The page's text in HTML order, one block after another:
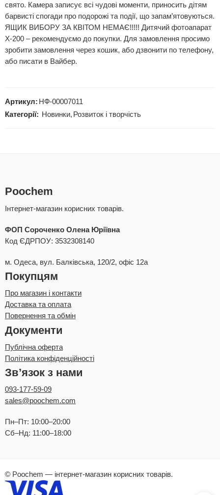
свято. Камера записує всі чудові моменти, приносить дітям
барвисті спогади про подорожі та події, що запам’ятовуються.
ЯЩИК ВИБОРУ ЗА КВІТОМ НЕМАЄ!!!!! Дитячий фотоапарат
X-200 – рекомендуємо до покупки. Для замовлення просимо
зробити замовлення через кошик, або дзвонити по телефону,
або писати в Вайбер.
Артикул: НФ-00007011
Категорії: Новинки, Розвиток і творчість
Poochem
Інтернет-магазин корисних товарів.
ФОП Сороченко Олена Юріївна
Код ЄДРПОУ: 3532308140
м. Одеса, вул. Балківська, 120/2, офіс 12а
Покупцям
Про магазин і контакти
Доставка та оплата
Повернення та обмін
Документи
Публічна оферта
Політика конфіденційності
Зв’язок з нами
093-177-59-09
sales@poochem.com
Пн–Пт: 10:00–20:00
Сб–Нд: 11:00–18:00
© Poochem — інтернет-магазин корисних товарів.